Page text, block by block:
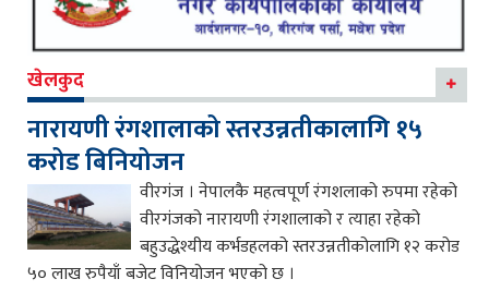
खेलकुद
नारायणी रंगशालाको स्तरउन्नतीकालागि १५
करोड बिनियोजन
वीरगंज । नेपालकै महत्वपूर्ण रंगशलाको रुपमा रहेको
वीरगंजको नारायणी रंगशालाको र त्याहा रहेको
बहुउद्धेश्यीय कर्भडहलको स्तरउन्नतीकोलागि १२ करोड
५० लाख रुपैयाँ बजेट विनियोजन भएको छ ।